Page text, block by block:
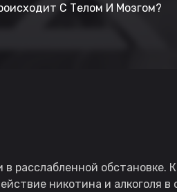
С Телом И Мозгом?
расслабленной обстановке.
никотина и алкоголя в